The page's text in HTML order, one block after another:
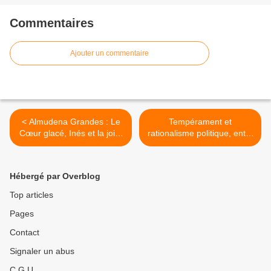
Commentaires
Ajouter un commentaire
< Almudena Grandes : Le
Cœur glacé, Inés et la joie,
ou la mémoire du
Tempérament et
rationalisme politique, entre
Karl Marx et Adam Smith. >
Hébergé par Overblog
Top articles
Pages
Contact
Signaler un abus